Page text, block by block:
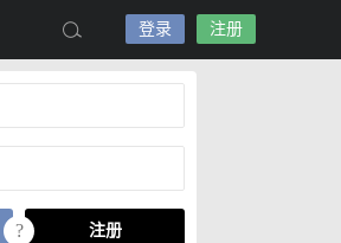
登录 注册
? 注册